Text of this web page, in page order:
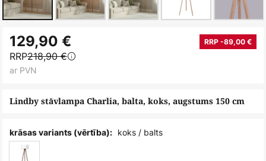
uz
galerijas
sākumu
Lindby stāvlampa Charlia, balta, koks, augstums 150 cm
129,90 € RRP -89,00 €
RRP218,90 €
ar PVN
krāsas variants (vērtība): koks / balts